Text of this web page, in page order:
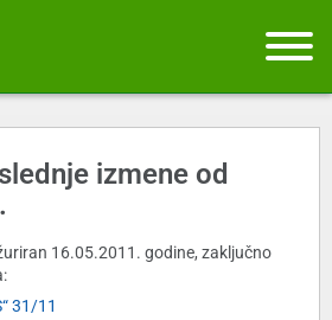
izmene od
16.05.2011. godine, zaključno
31/11